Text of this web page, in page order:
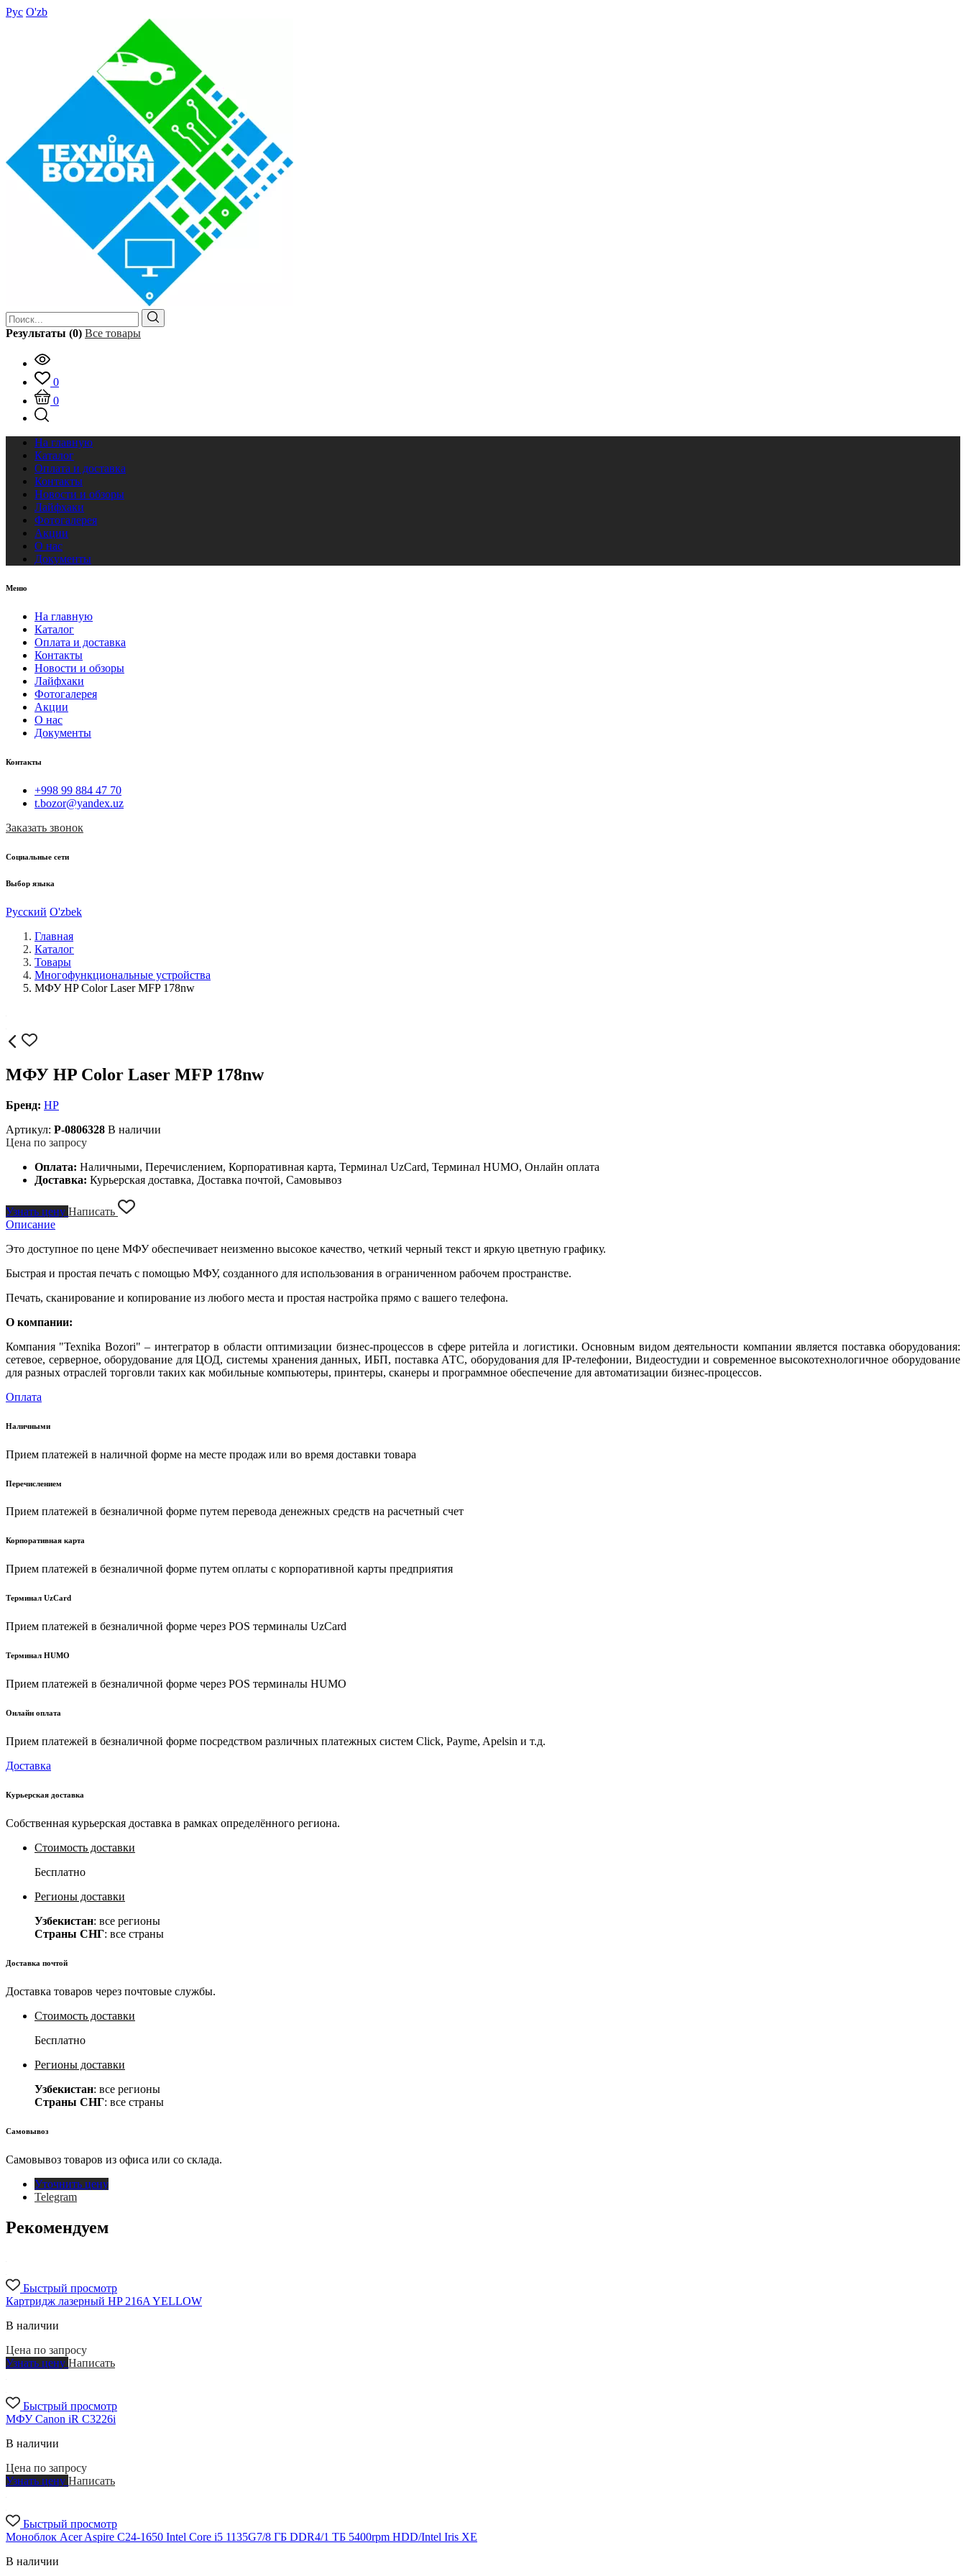
Рус O'zb
Результаты (0) Все товары
0
0
На главную
Каталог
Оплата и доставка
Контакты
Новости и обзоры
Лайфхаки
Фотогалерея
Акции
О нас
Документы
Меню
На главную
Каталог
Оплата и доставка
Контакты
Новости и обзоры
Лайфхаки
Фотогалерея
Акции
О нас
Документы
Контакты
+998 99 884 47 70
t.bozor@yandex.uz
Заказать звонок
Социальные сети
Выбор языка
Русский O'zbek
Главная
Каталог
Товары
Многофункциональные устройства
МФУ HP Color Laser MFP 178nw
МФУ HP Color Laser MFP 178nw
Бренд: HP
Артикул: P-0806328 В наличии
Цена по запросу
Оплата: Наличными, Перечислением, Корпоративная карта, Терминал UzCard, Терминал HUMO, Онлайн оплата
Доставка: Курьерская доставка, Доставка почтой, Самовывоз
Узнать цену Написать
Описание
Это доступное по цене МФУ обеспечивает неизменно высокое качество, четкий черный текст и яркую цветную графику.
Быстрая и простая печать с помощью МФУ, созданного для использования в ограниченном рабочем пространстве.
Печать, сканирование и копирование из любого места и простая настройка прямо с вашего телефона.
О компании:
Компания "Texnika Bozori" – интегратор в области оптимизации бизнес-процессов в сфере ритейла и логистики. Основным видом деятельности компании является поставка оборудования:
сетевое, серверное, оборудование для ЦОД, системы хранения данных, ИБП, поставка АТС, оборудования для IP-телефонии, Видеостудии и современное высокотехнологичное оборудование
для разных отраслей торговли таких как мобильные компьютеры, принтеры, сканеры и программное обеспечение для автоматизации бизнес-процессов.
Оплата
Наличными
Прием платежей в наличной форме на месте продаж или во время доставки товара
Перечислением
Прием платежей в безналичной форме путем перевода денежных средств на расчетный счет
Корпоративная карта
Прием платежей в безналичной форме путем оплаты с корпоративной карты предприятия
Терминал UzCard
Прием платежей в безналичной форме через POS терминалы UzCard
Терминал HUMO
Прием платежей в безналичной форме через POS терминалы HUMO
Онлайн оплата
Прием платежей в безналичной форме посредством различных платежных систем Click, Payme, Apelsin и т.д.
Доставка
Курьерская доставка
Собственная курьерская доставка в рамках определённого региона.
Стоимость доставки
Бесплатно
Регионы доставки
Узбекистан: все регионы
Страны СНГ: все страны
Доставка почтой
Доставка товаров через почтовые службы.
Стоимость доставки
Бесплатно
Регионы доставки
Узбекистан: все регионы
Страны СНГ: все страны
Самовывоз
Самовывоз товаров из офиса или со склада.
Уточнить цену
Telegram
Рекомендуем
Быстрый просмотр
Картридж лазерный HP 216A YELLOW
В наличии
Цена по запросу
Узнать цену Написать
Быстрый просмотр
МФУ Canon iR C3226i
В наличии
Цена по запросу
Узнать цену Написать
Быстрый просмотр
Моноблок Acer Aspire C24-1650 Intel Core i5 1135G7/8 ГБ DDR4/1 ТБ 5400rpm HDD/Intel Iris XE
В наличии